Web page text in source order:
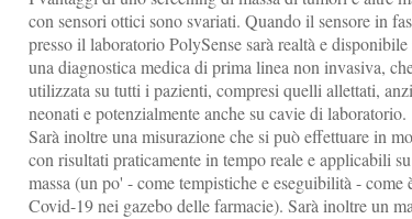
con sensori ottici sono svariati. Quando il sensore in
presso il laboratorio PolySense sarà realtà e
una diagnostica medica di prima linea non invasiva,
utilizzata su tutti i pazienti, compresi quelli allettati,
neonati e potenzialmente anche su cavie di laboratorio.
Sarà inoltre una misurazione che si può effettuare in
con risultati praticamente in tempo reale e applicabili
massa (un po' - come tempistiche e eseguibilità - come
Covid-19 nei gazebo delle farmacie). Sarà inoltre un